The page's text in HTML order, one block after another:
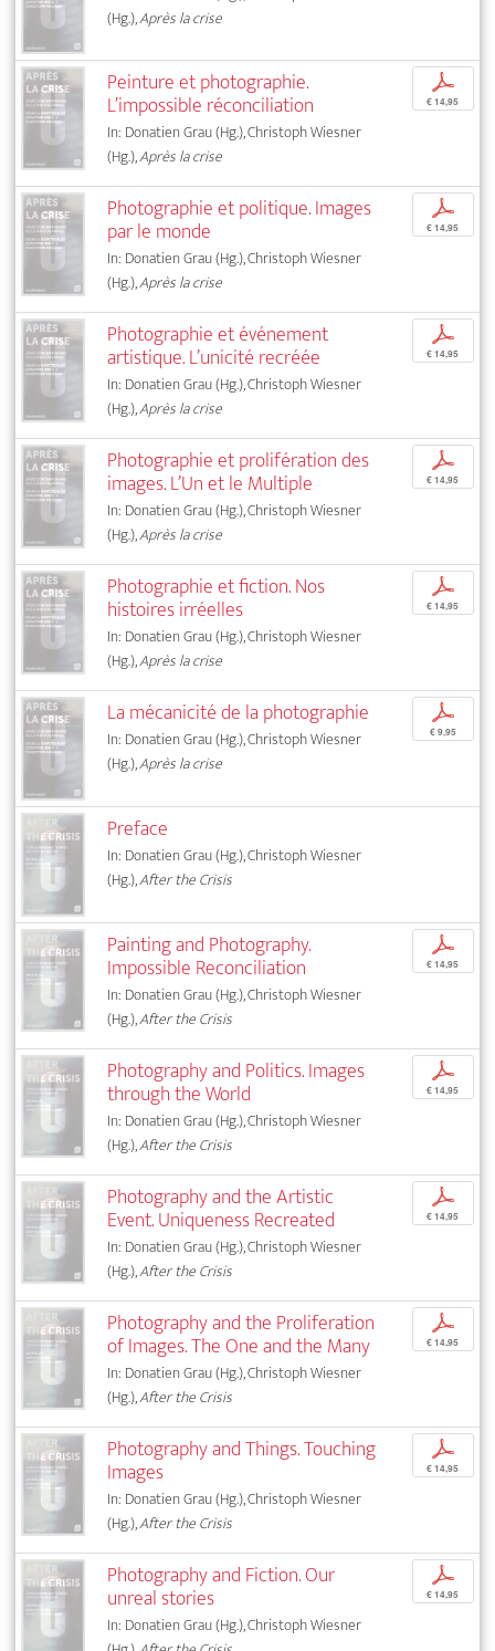
(Hg.),Après la crise
Peinture et photographie.
L’impossible réconciliation
In: Donatien Grau (Hg.), Christoph Wiesner
(Hg.),Après la crise
p
€ 14,95
Photographie et politique. Images
par le monde
In: Donatien Grau (Hg.), Christoph Wiesner
(Hg.),Après la crise
p
€ 14,95
Photographie et événement
artistique. L’unicité recréée
In: Donatien Grau (Hg.), Christoph Wiesner
(Hg.),Après la crise
p
€ 14,95
Photographie et prolifération des
images. L’Un et le Multiple
In: Donatien Grau (Hg.), Christoph Wiesner
(Hg.),Après la crise
p
€ 14,95
Photographie et fiction. Nos
histoires irréelles
In: Donatien Grau (Hg.), Christoph Wiesner
(Hg.),Après la crise
p
€ 14,95
La mécanicité de la photographie
In: Donatien Grau (Hg.), Christoph Wiesner
(Hg.),Après la crise
p
€ 9,95
Preface
In: Donatien Grau (Hg.), Christoph Wiesner
(Hg.),After the Crisis
Painting and Photography.
Impossible Reconciliation
In: Donatien Grau (Hg.), Christoph Wiesner
(Hg.),After the Crisis
p
€ 14,95
Photography and Politics. Images
through the World
In: Donatien Grau (Hg.), Christoph Wiesner
(Hg.),After the Crisis
p
€ 14,95
Photography and the Artistic
Event. Uniqueness Recreated
In: Donatien Grau (Hg.), Christoph Wiesner
(Hg.),After the Crisis
p
€ 14,95
Photography and the Proliferation
of Images. The One and the Many
In: Donatien Grau (Hg.), Christoph Wiesner
(Hg.),After the Crisis
p
€ 14,95
Photography and Things. Touching
Images
In: Donatien Grau (Hg.), Christoph Wiesner
(Hg.),After the Crisis
p
€ 14,95
Photography and Fiction. Our
unreal stories
In: Donatien Grau (Hg.), Christoph Wiesner
p
€ 14,95